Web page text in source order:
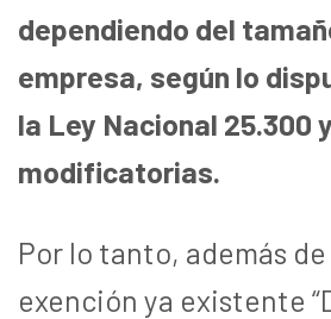
dependiendo del
empresa, según lo
la Ley Nacional 25.300
modificatorias.
Por lo tanto, además de
exención ya existente